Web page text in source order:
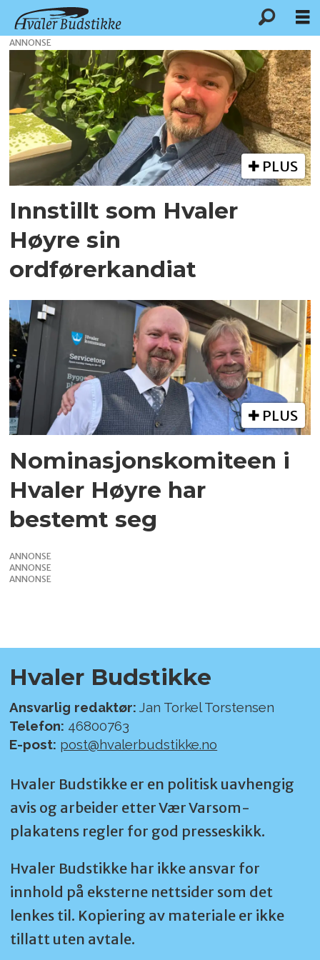
Tag:
kommunevalget
2027
ANNONSE
PLUS
Innstillt som Hvaler
Høyre sin
ordførerkandiat
PLUS
Nominasjonskomiteen i
Hvaler Høyre har
bestemt seg
ANNONSE
ANNONSE
ANNONSE
Hvaler Budstikke
Ansvarlig redaktør: Jan Torkel Torstensen
Telefon: 46800763
E-post: post@hvalerbudstikke.no
Hvaler Budstikke er en politisk uavhengig
avis og arbeider etter Vær Varsom-
plakatens regler for god presseskikk.
Hvaler Budstikke har ikke ansvar for
innhold på eksterne nettsider som det
lenkes til. Kopiering av materiale er ikke
tillatt uten avtale.